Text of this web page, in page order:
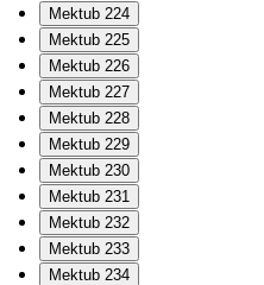
Mektub 224
Mektub 225
Mektub 226
Mektub 227
Mektub 228
Mektub 229
Mektub 230
Mektub 231
Mektub 232
Mektub 233
Mektub 234